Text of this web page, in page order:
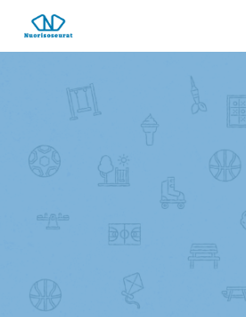
Siirry
sivun
sisältöön
Laukkosken nuorisoseura